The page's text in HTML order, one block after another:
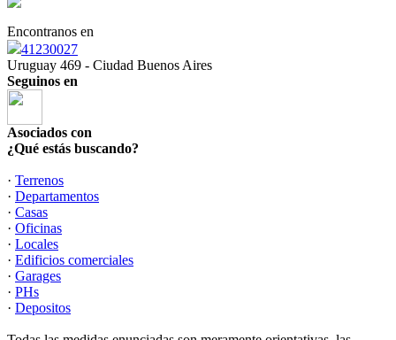
Encontranos en
41230027
Uruguay 469 - Ciudad Buenos Aires
Seguinos en
Asociados con
¿Qué estás buscando?
· Terrenos
· Departamentos
· Casas
· Oficinas
· Locales
· Edificios comerciales
· Garages
· PHs
· Depositos